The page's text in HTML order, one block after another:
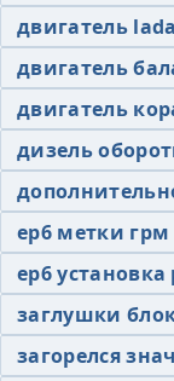
двигатель
двигатель
двигатель
дизель
ер6 метки грм
ер6
заглушки
загорелся